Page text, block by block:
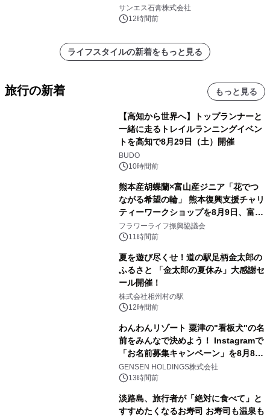
れました。
サンエス石膏株式会社
12時間前
ライフスタイルの新着をもっと見る
旅行の新着 もっと見る
【高知から世界へ】トップランナーと
一緒に走るトレイルランニングイベン
トを高知で8月29日（土）開催
BUDO
10時間前
熊本産胡蝶蘭×富山産ジニア「花でつ
ながる希望の輪」 熊本復興支援チャリ
ティーワークショップを8月9日、富
山・射水で開催
フラワーライフ振興協議会
11時間前
夏を遊び尽くせ！道の駅足柄金太郎の
ふるさと 「金太郎の夏休み」大感謝セ
ール開催！
株式会社相州村の駅
12時間前
わんわんリゾート 粟津の"看板犬"の名
前をみんなで決めよう！ Instagramで
「お名前募集キャンペーン」を8月8日
(土)より開催
GENSEN HOLDINGS株式会社
13時間前
淡路島、旅行者が「絶対に食べて」と
すすめたくなるお寿司 お寿司も温泉も